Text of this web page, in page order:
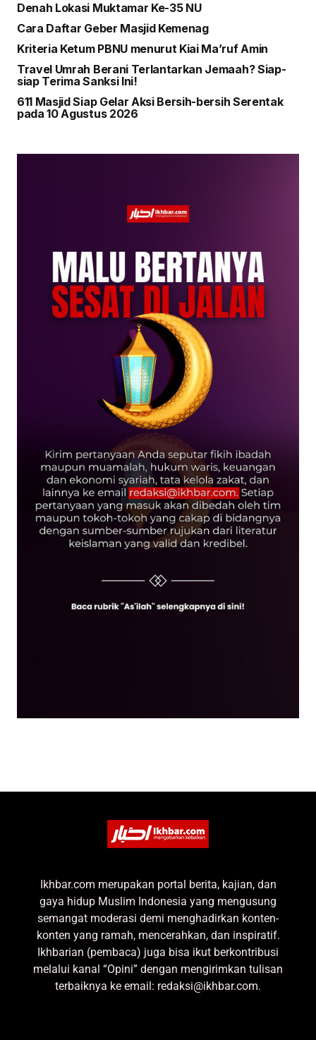
Denah Lokasi Muktamar Ke-35 NU
Cara Daftar Geber Masjid Kemenag
Kriteria Ketum PBNU menurut Kiai Ma’ruf Amin
Travel Umrah Berani Terlantarkan Jemaah? Siap-
siap Terima Sanksi Ini!
611 Masjid Siap Gelar Aksi Bersih-bersih Serentak
pada 10 Agustus 2026
Ikhbar.com merupakan portal berita, kajian, dan
gaya hidup Muslim Indonesia yang mengusung
semangat moderasi demi menghadirkan konten-
konten yang ramah, mencerahkan, dan inspiratif.
Ikhbarian (pembaca) juga bisa ikut berkontribusi
melalui kanal “Opini” dengan mengirimkan tulisan
terbaiknya ke email: redaksi@ikhbar.com.